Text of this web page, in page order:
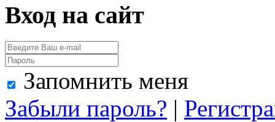
Вход на сайт
Запомнить меня
Забыли пароль? |